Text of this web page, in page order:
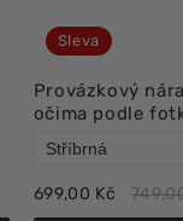
Sleva
Provázkový
očima podle
699,00 Kč